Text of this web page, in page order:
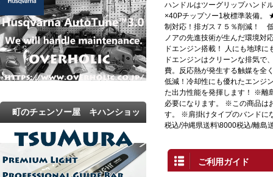
ハンドルはツーグリップハンド
×40Pチップソー1枚標準装備。
制対応！排ガス７５％削減！
ノアの先進技術が生んだ環境対
ドエンジン搭載！ 人にも地球
ドエンジンはクリーンな排気で
費。反応熱が発生する触媒を全
低減！冷却性にも優れたエンジ
た出力性能を発揮します！ ※離
必要になります。 ※この商品は
す。 ※肩掛けタイプのバンドに
税込/沖縄県送料\8000税込/離島
ご利用ガイド
町のチェンソー屋 キハンショッ
プ